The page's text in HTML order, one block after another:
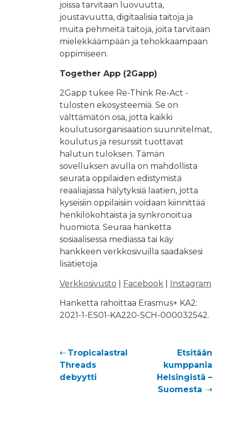
joissa tarvitaan luovuutta,
joustavuutta, digitaalisia taitoja ja
muita pehmeitä taitoja, joita tarvitaan
mielekkäämpään ja tehokkaampaan
oppimiseen.
Together App (2Gapp)
2Gapp tukee Re-Think Re-Act -
tulosten ekosysteemiä. Se on
välttämätön osa, jotta kaikki
koulutusorganisaation suunnitelmat,
koulutus ja resurssit tuottavat
halutun tuloksen. Tämän
sovelluksen avulla on mahdollista
seurata oppilaiden edistymistä
reaaliajassa hälytyksiä laatien, jotta
kyseisiin oppilaisiin voidaan kiinnittää
henkilökohtaista ja synkronoitua
huomiota. Seuraa hanketta
sosiaalisessa mediassa tai käy
hankkeen verkkosivuilla saadaksesi
lisätietoja.
Verkkosivusto Facebook Instagram
Hanketta rahoittaa Erasmus+ KA2:
2021-1-ES01-KA220-SCH-000032542.
Tropicalastral
Threads
debyytti
Etsitään
kumppania
Helsingistä –
Suomesta